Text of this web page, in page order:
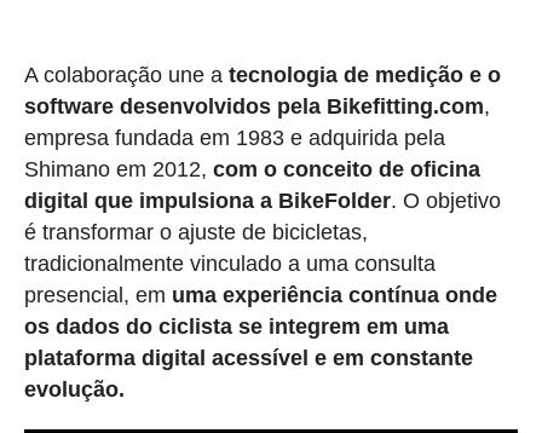
A colaboração une a tecnologia de medição e o
software desenvolvidos pela Bikefitting.com,
empresa fundada em 1983 e adquirida pela
Shimano em 2012, com o conceito de oficina
digital que impulsiona a BikeFolder. O objetivo
é transformar o ajuste de bicicletas,
tradicionalmente vinculado a uma consulta
presencial, em uma experiência contínua onde
os dados do ciclista se integrem em uma
plataforma digital acessível e em constante
evolução.